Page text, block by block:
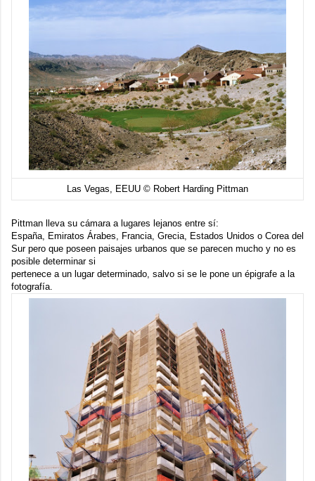
Las Vegas, EEUU © Robert Harding Pittman
Pittman lleva su cámara a lugares lejanos entre sí:
España, Emiratos Árabes, Francia, Grecia, Estados Unidos o Corea del
Sur pero que poseen paisajes urbanos que se parecen mucho y no es
posible determinar si
pertenece a un lugar determinado, salvo si se le pone un épigrafe a la
fotografía.